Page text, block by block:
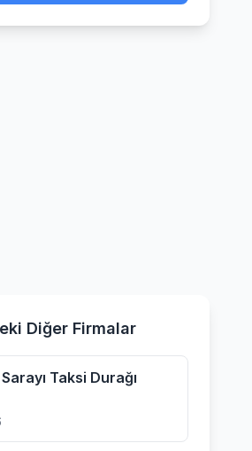
Diğer Firmalar
Taksi Durağı